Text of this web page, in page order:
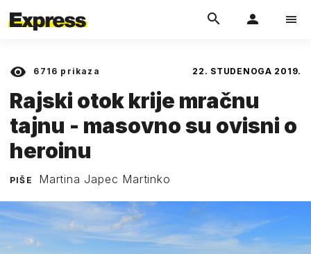
6716 prikaza 22. STUDENOGA 2019.
Rajski otok krije mračnu
tajnu - masovno su ovisni o
heroinu
PIŠE Martina Japec Martinko